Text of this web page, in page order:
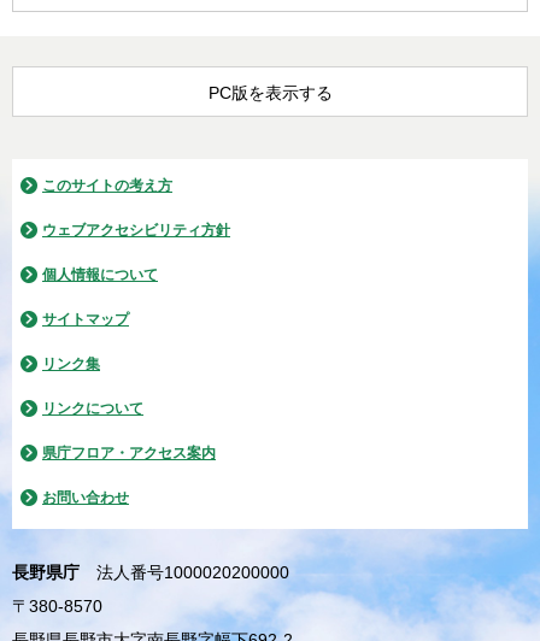
PC版を表示する
このサイトの考え方
ウェブアクセシビリティ方針
個人情報について
サイトマップ
リンク集
リンクについて
県庁フロア・アクセス案内
お問い合わせ
長野県庁
法人番号1000020200000
〒380-8570